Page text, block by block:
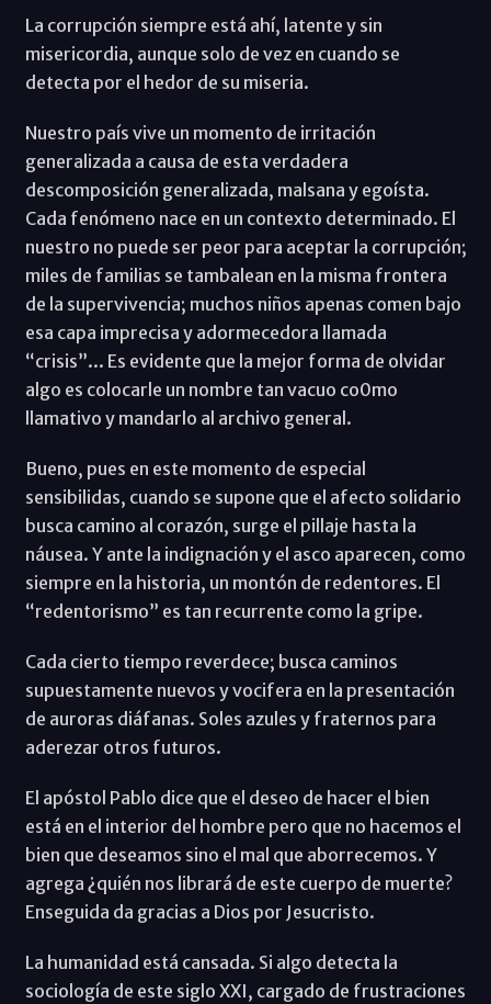
La corrupción siempre está ahí, latente y sin
misericordia, aunque solo de vez en cuando se
detecta por el hedor de su miseria.
Nuestro país vive un momento de irritación
generalizada a causa de esta verdadera
descomposición generalizada, malsana y egoísta.
Cada fenómeno nace en un contexto determinado. El
nuestro no puede ser peor para aceptar la corrupción;
miles de familias se tambalean en la misma frontera
de la supervivencia; muchos niños apenas comen bajo
esa capa imprecisa y adormecedora llamada
“crisis”... Es evidente que la mejor forma de olvidar
algo es colocarle un nombre tan vacuo co0mo
llamativo y mandarlo al archivo general.
Bueno, pues en este momento de especial
sensibilidas, cuando se supone que el afecto solidario
busca camino al corazón, surge el pillaje hasta la
náusea. Y ante la indignación y el asco aparecen, como
siempre en la historia, un montón de redentores. El
“redentorismo” es tan recurrente como la gripe.
Cada cierto tiempo reverdece; busca caminos
supuestamente nuevos y vocifera en la presentación
de auroras diáfanas. Soles azules y fraternos para
aderezar otros futuros.
El apóstol Pablo dice que el deseo de hacer el bien
está en el interior del hombre pero que no hacemos el
bien que deseamos sino el mal que aborrecemos. Y
agrega ¿quién nos librará de este cuerpo de muerte?
Enseguida da gracias a Dios por Jesucristo.
La humanidad está cansada. Si algo detecta la
sociología de este siglo XXI, cargado de frustraciones